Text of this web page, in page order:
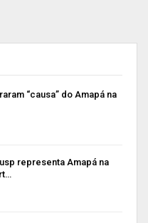
“causa” do Amapá na
representa Amapá na